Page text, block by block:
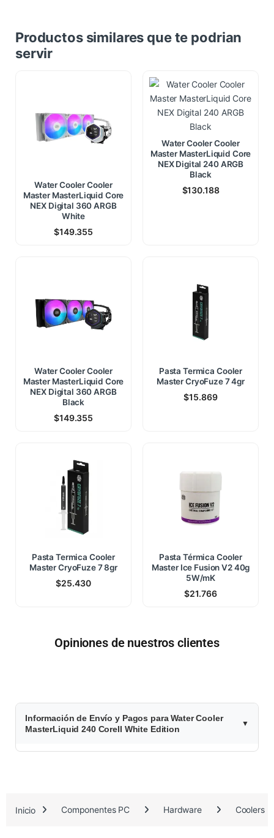
Productos similares que te podrian
servir
Water Cooler Cooler
Master MasterLiquid Core
NEX Digital 360 ARGB
White
$149.355
Water Cooler Cooler
Master MasterLiquid Core
NEX Digital 240 ARGB
Black
$130.188
Water Cooler Cooler
Master MasterLiquid Core
NEX Digital 360 ARGB
Black
$149.355
Pasta Termica Cooler
Master CryoFuze 7 4gr
$15.869
Pasta Termica Cooler
Master CryoFuze 7 8gr
$25.430
Pasta Térmica Cooler
Master Ice Fusion V2 40g
5W/mK
$21.766
Opiniones de nuestros clientes
$
1
0
.
Información de Envío y Pagos para Water Cooler
MasterLiquid 240 CoreII White Edition
Inicio Componentes PC Hardware Coolers